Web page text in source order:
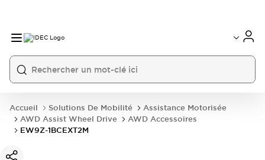
Accueil Solutions De Mobilité
Assistance Motorisée
AWD Assist Wheel Drive
AWD Accessoires
EW9Z-1BCEXT2M